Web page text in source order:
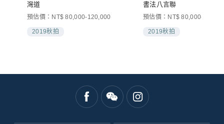
灣道
預估價：NT$ 80,000-120,000
2019秋拍
書法八言聯
預估價：NT$ 80,000-
2019秋拍